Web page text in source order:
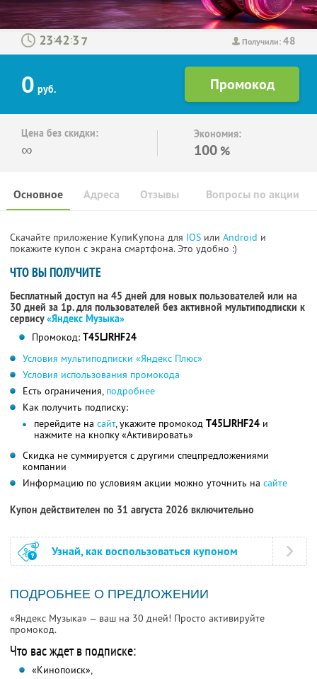
Получили:48
: :
0 руб.
Цена без скидки:
∞
Экономия:
100 %
Основное Отзывы Вопросы по акции
Адреса
Скачайте приложение КупиКупона для IOS или Android и
покажите купон с экрана смартфона. Это удобно :)
ЧТО ВЫ ПОЛУЧИТЕ
Бесплатный доступ на 45 дней для новых пользователей или на
30 дней за 1р. для пользователей без активной мультиподписки к
сервису«Яндекс Музыка»
Промокод: T45LJRHF24
Условия мультиподписки «Яндекс Плюс»
Условия использования промокода
Есть ограничения, подробнее
Как получить подписку:
перейдите на сайт, укажите промокод T45LJRHF24 и
нажмите на кнопку «Активировать»
Скидка не суммируется с другими спецпредложениями
компании
Информацию по условиям акции можно уточнить на сайте
Купон действителен по 31 августа 2026 включительно
Узнай, как воспользоваться купоном
ПОДРОБНЕЕ О ПРЕДЛОЖЕНИИ
«Яндекс Музыка» — ваш на 30 дней! Просто активируйте
промокод.
Что вас ждет в подписке:
«Кинопоиск»,